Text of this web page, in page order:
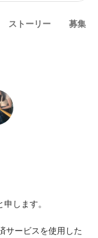
ストーリー 募集
します。
サービスを使用した